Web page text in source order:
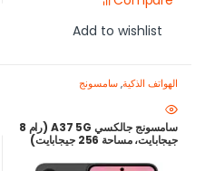
Add to wishlist
الهواتف الذكية,سامسونج
سامسونج جالكسي A37 5G (رام 8
جيجابايت، مساحة 256 جيجابايت)
وكاميرا 50MP OIS – ضمان محلي